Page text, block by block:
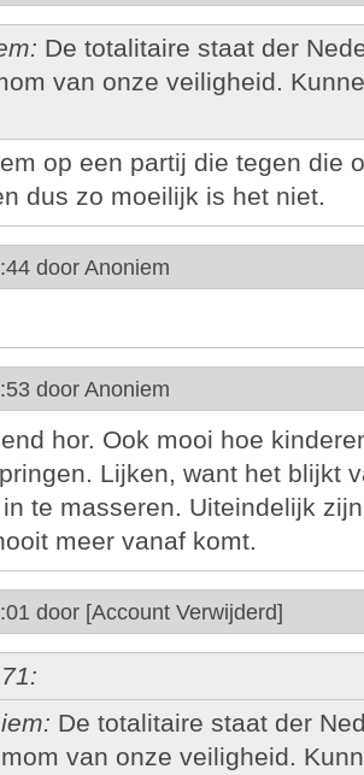
De totalitaire staat der
van onze veiligheid.
op een partij die tegen die
dus zo moeilijk is het niet.
door Anoniem
door Anoniem
hor. Ook mooi hoe
Lijken, want het blijkt
te masseren. Uiteindelijk
meer vanaf komt.
door [Account Verwijderd]
De totalitaire staat der
van onze veiligheid.